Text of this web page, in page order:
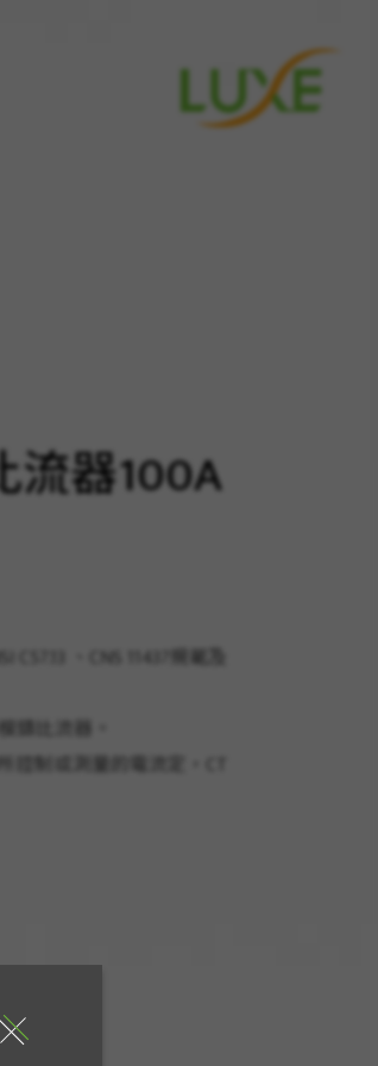
器100A
、CNS 11437規範及
鑄比流器。
制或測量的電流定，CT